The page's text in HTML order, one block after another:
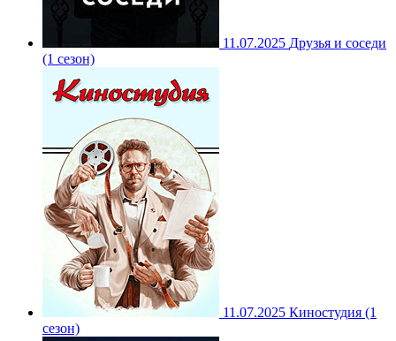
11.07.2025 Друзья и соседи
(1 сезон)
11.07.2025 Киностудия (1
сезон)